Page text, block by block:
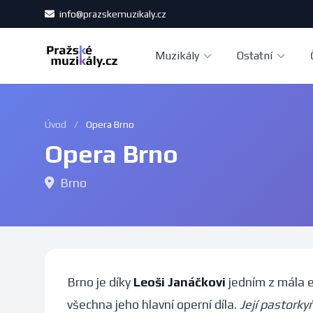
info@prazskemuzikaly.cz
Muzikály Ostatní
Úvod / Opera Brno
Opera Brno
Brno
Brno je díky Leoši Janáčkovi jedním z mála
všechna jeho hlavní operní díla. Její